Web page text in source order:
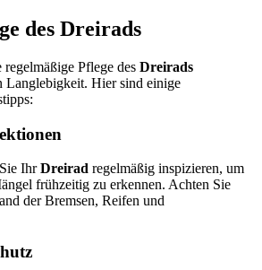
des Dreirads
Pflege des Dreirads
Langlebigkeit. Hier sind einige
IhrDreirad regelmäßig inspizieren, um
frühzeitig zu erkennen. Achten Sie
der Bremsen, Reifen und